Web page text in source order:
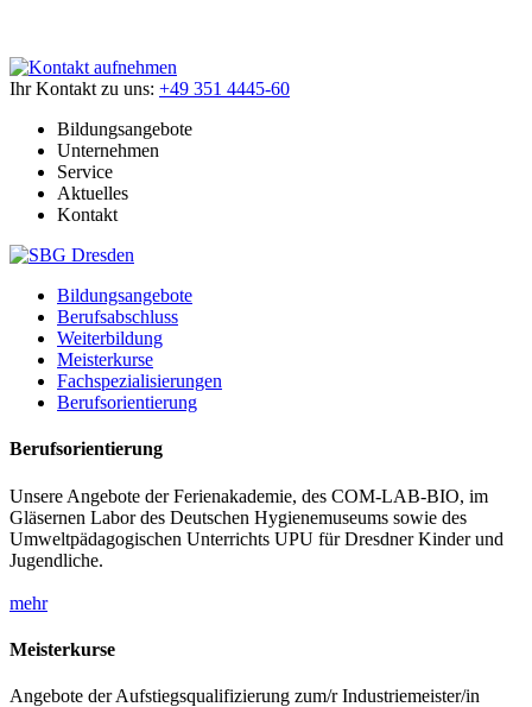
Ihr Kontakt zu uns: +49 351 4445-60
Bildungsangebote
Unternehmen
Service
Aktuelles
Kontakt
Bildungsangebote
Berufsabschluss
Weiterbildung
Meisterkurse
Fachspezialisierungen
Berufsorientierung
Berufsorientierung
Unsere Angebote der Ferienakademie, des COM-LAB-BIO, im
Gläsernen Labor des Deutschen Hygienemuseums sowie des
Umweltpädagogischen Unterrichts UPU für Dresdner Kinder und
Jugendliche.
mehr
Meisterkurse
Angebote der Aufstiegsqualifizierung zum/r Industriemeister/in